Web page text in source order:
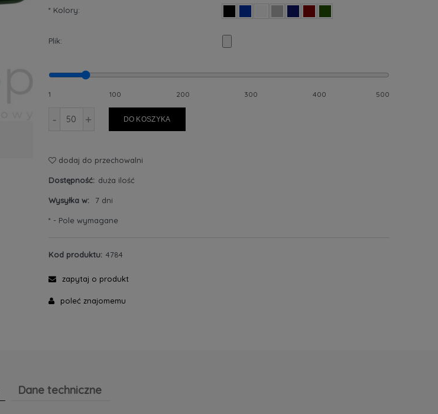
* Kolory:
Plik:
1 100 200 300 400 500
- + DO KOSZYKA
dodaj do przechowalni
Dostępność: duża ilość
Wysyłka w: 7 dni
* - Pole wymagane
Kod produktu: 4784
zapytaj o produkt
poleć znajomemu
Dane techniczne